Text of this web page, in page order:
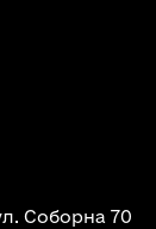
Соборна 70